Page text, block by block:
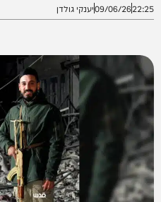
22:25
09/06/26יענקי גולדן